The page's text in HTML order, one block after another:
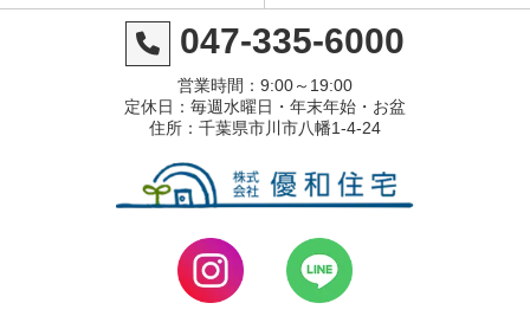
047-335-6000
営業時間：9:00～19:00
定休日：毎週水曜日・年末年始・お盆
住所：千葉県市川市八幡1-4-24